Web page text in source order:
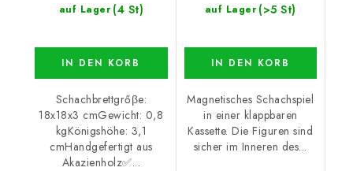
auf Lager (4 St)
IN DEN KORB
Schachbrettgrőβe:
18x18x3 cmGewicht: 0,8
kgKönigshöhe: 3,1
cmHandgefertigt aus
Akazienholz✅...
auf Lager (>5 St)
IN DEN KORB
Magnetisches Schachspiel
in einer klappbaren
Kassette. Die Figuren sind
sicher im Inneren des...